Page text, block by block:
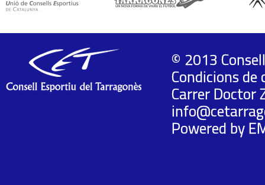
© 2013
Condicions
Carrer Doctor
Powered by